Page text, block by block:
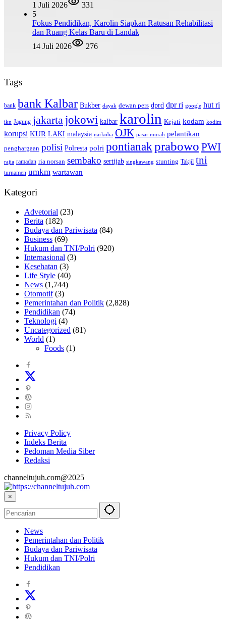
1 Juli 2026
331
5
Fokus Pendidikan, Karolin Siapkan Ratusan Rehabilitasi
dan Ruang Kelas Baru di Landak
14 Juli 2026
276
Tags
bank bank Kalbar Bukber dayak dewan pers dprd dpr ri google hut ri
ikn Jagung jakarta jokowi kalbar karolin Kejati kodam kodim
korupsi KUR LAKI malaysia narkoba OJK pasar murah pelantikan
penghargaan polisi Polresta polri pontianakprabowo PWI
rajia ramadan ria norsan sembako sertijab singkawang stunting Takjil tni
turnamen umkm wartawan
Kategori
Advetorial (23)
Berita (182)
Budaya dan Pariwisata (84)
Business (69)
Hukum dan TNI/Polri (920)
Internasional (3)
Kesehatan (3)
Life Style (40)
News (1,744)
Otomotif(3)
Pemerintahan dan Politik (2,828)
Pendidikan (74)
Teknologi (4)
Uncategorized (81)
World (1)
Foods (1)
Privacy Policy
Indeks Berita
Pedoman Media Siber
Redaksi
channeltujuh.com@2025
×
News
Pemerintahan dan Politik
Budaya dan Pariwisata
Hukum dan TNI/Polri
Pendidikan